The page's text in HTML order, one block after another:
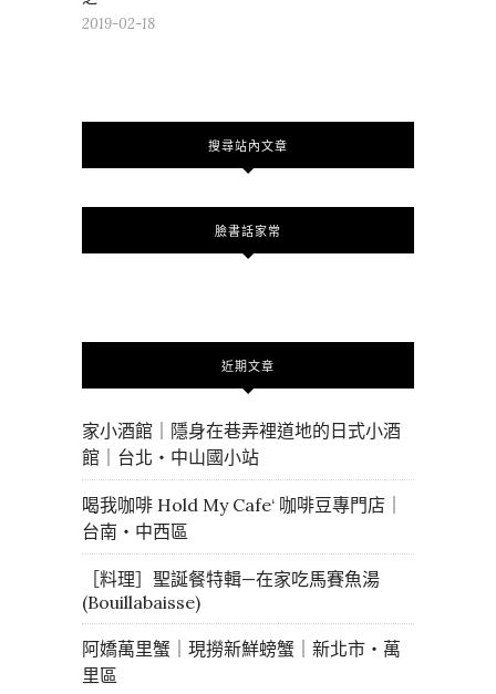
2019-02-18
搜尋站內文章
臉書話家常
近期文章
家小酒館｜隱身在巷弄裡道地的日式小酒
館｜台北・中山國小站
喝我咖啡 Hold My Cafe‘ 咖啡豆專門店｜
台南・中西區
［料理］聖誕餐特輯—在家吃馬賽魚湯
(Bouillabaisse)
阿嬌萬里蟹｜現撈新鮮螃蟹｜新北市・萬
里區